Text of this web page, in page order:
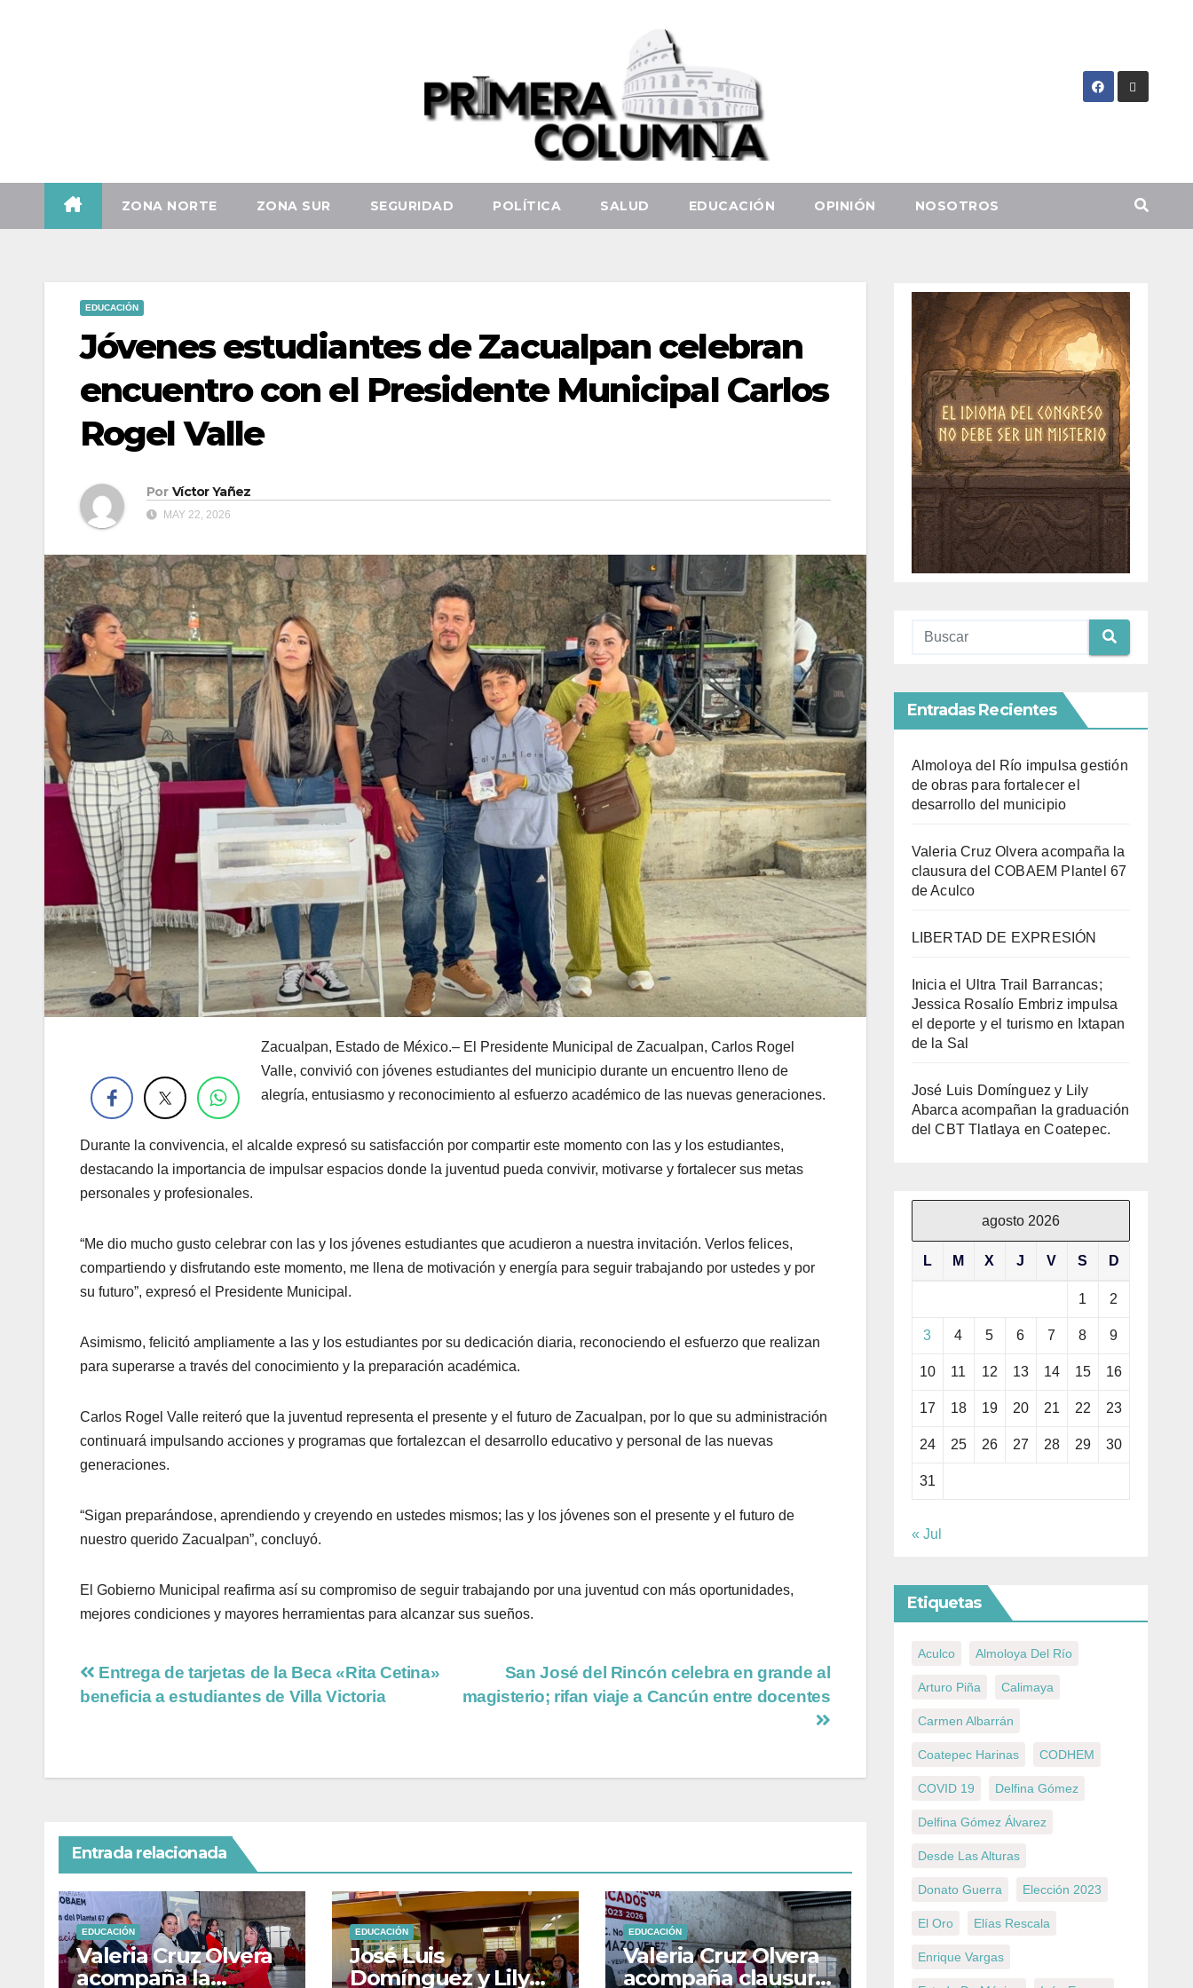
ZONA NORTE ZONA SUR SEGURIDAD POLÍTICA SALUD EDUCACIÓN OPINIÓN NOSOTROS
EDUCACIÓN
Jóvenes estudiantes de Zacualpan celebran
encuentro con el Presidente Municipal Carlos
Rogel Valle
Por Víctor Yañez
MAY 22, 2026
Zacualpan, Estado de México.– El Presidente Municipal de Zacualpan, Carlos Rogel
Valle, convivió con jóvenes estudiantes del municipio durante un encuentro lleno de
alegría, entusiasmo y reconocimiento al esfuerzo académico de las nuevas generaciones.
Durante la convivencia, el alcalde expresó su satisfacción por compartir este momento con las y los estudiantes,
destacando la importancia de impulsar espacios donde la juventud pueda convivir, motivarse y fortalecer sus metas
personales y profesionales.
“Me dio mucho gusto celebrar con las y los jóvenes estudiantes que acudieron a nuestra invitación. Verlos felices,
compartiendo y disfrutando este momento, me llena de motivación y energía para seguir trabajando por ustedes y por
su futuro”, expresó el Presidente Municipal.
Asimismo, felicitó ampliamente a las y los estudiantes por su dedicación diaria, reconociendo el esfuerzo que realizan
para superarse a través del conocimiento y la preparación académica.
Carlos Rogel Valle reiteró que la juventud representa el presente y el futuro de Zacualpan, por lo que su administración
continuará impulsando acciones y programas que fortalezcan el desarrollo educativo y personal de las nuevas
generaciones.
“Sigan preparándose, aprendiendo y creyendo en ustedes mismos; las y los jóvenes son el presente y el futuro de
nuestro querido Zacualpan”, concluyó.
El Gobierno Municipal reafirma así su compromiso de seguir trabajando por una juventud con más oportunidades,
mejores condiciones y mayores herramientas para alcanzar sus sueños.
San José del Rincón celebra en grande al
magisterio; rifan viaje a Cancún entre docentes
Entrega de tarjetas de la Beca «Rita Cetina»
beneficia a estudiantes de Villa Victoria
Entrada relacionada
EDUCACIÓN
Valeria Cruz Olvera
acompaña la
EDUCACIÓN
José Luis
Domínguez y Lily
EDUCACIÓN
Valeria Cruz Olvera
acompaña clausura
Entradas Recientes
Almoloya del Río impulsa gestión
de obras para fortalecer el
desarrollo del municipio
Valeria Cruz Olvera acompaña la
clausura del COBAEM Plantel 67
de Aculco
LIBERTAD DE EXPRESIÓN
Inicia el Ultra Trail Barrancas;
Jessica Rosalío Embriz impulsa
el deporte y el turismo en Ixtapan
de la Sal
José Luis Domínguez y Lily
Abarca acompañan la graduación
del CBT Tlatlaya en Coatepec.
agosto 2026
L M X J V S D
1 2
3 4 5 6 7 8 9
10 11 12 13 14 15 16
17 18 19 20 21 22 23
24 25 26 27 28 29 30
31
« Jul
Etiquetas
Aculco Almoloya Del Río
Arturo Piña Calimaya
Carmen Albarrán
Coatepec Harinas CODHEM
COVID 19 Delfina Gómez
Delfina Gómez Álvarez
Desde Las Alturas
Donato Guerra Elección 2023
El Oro Elías Rescala
Enrique Vargas